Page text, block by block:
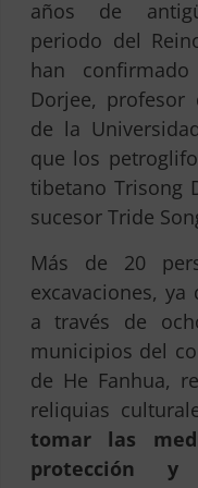
años de
periodo del
han
Dorjee,
de la
que los
tibetano Trisong
sucesor Tride
Más de 20
excavaciones,
a través de
municipios del
de He Fanhua,
reliquias
tomar las
protección y